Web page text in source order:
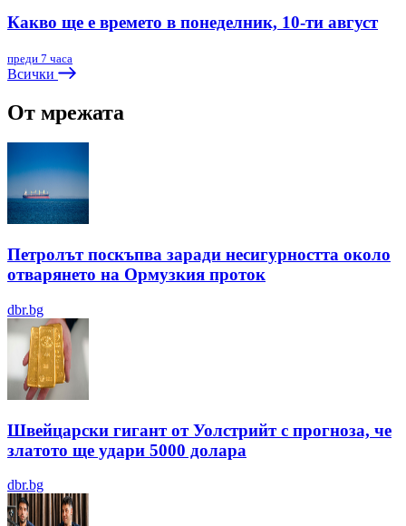
Какво ще е времето в понеделник, 10-ти август
преди 7 часа
Всички
От мрежата
Петролът поскъпва заради несигурността около
отварянето на Ормузкия проток
dbr.bg
Швейцарски гигант от Уолстрийт с прогноза, че
златото ще удари 5000 долара
dbr.bg